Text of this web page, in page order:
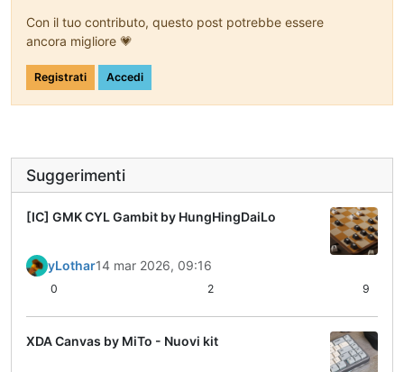
Con il tuo contributo, questo post potrebbe essere
ancora migliore 💗
Registrati Accedi
Suggerimenti
[IC] GMK CYL Gambit by HungHingDaiLo
yLothar14 mar 2026, 09:16
0 2 9
XDA Canvas by MiTo - Nuovi kit